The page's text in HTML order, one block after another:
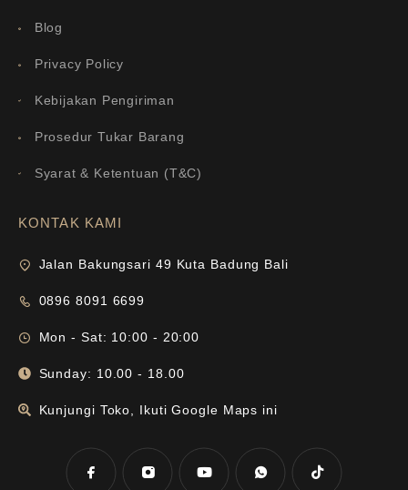
Blog
Privacy Policy
Kebijakan Pengiriman
Prosedur Tukar Barang
Syarat & Ketentuan (T&C)
KONTAK KAMI
Jalan Bakungsari 49 Kuta Badung Bali
0896 8091 6699
Mon - Sat: 10:00 - 20:00
Sunday: 10.00 - 18.00
Kunjungi Toko, Ikuti Google Maps ini